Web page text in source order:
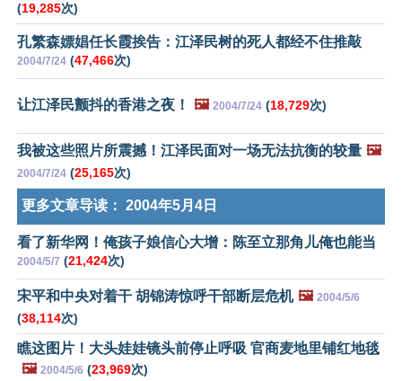
(19,285次)
孔繁森嫖娼任长霞挨告：江泽民树的死人都经不住推敲
2004/7/24 (47,466次)
让江泽民颤抖的香港之夜！ 🖼️ 2004/7/24 (18,729次)
我被这些照片所震撼！江泽民面对一场无法抗衡的较量 🖼️
2004/7/24 (25,165次)
更多文章导读： 2004年5月4日
看了新华网！俺孩子娘信心大增：陈至立那角儿俺也能当
2004/5/7 (21,424次)
宋平和中央对着干 胡锦涛惊呼干部断层危机 🖼️ 2004/5/6
(38,114次)
瞧这图片！大头娃娃镜头前停止呼吸 官商麦地里铺红地毯
🖼️ 2004/5/6 (23,969次)